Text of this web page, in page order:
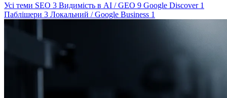
Усі теми SEO 3 Видимість в AI / GEO 9 Google Discover 1
Паблішери 3 Локальний / Google Business 1